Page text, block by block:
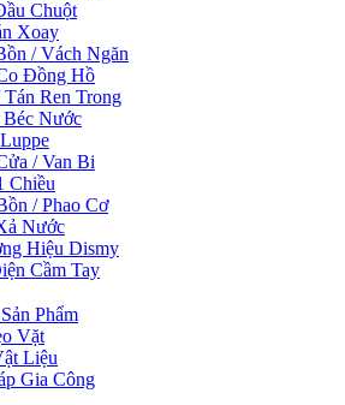
Chuột
Xoay
/ Vách Ngăn
Đồng Hồ
Tán Ren Trong
Nước
/ Van Bi
Chiều
/ Phao Cơ
Nước
Hiệu Dismy
Cầm Tay
Phẩm
Vặt
Liệu
Gia Công